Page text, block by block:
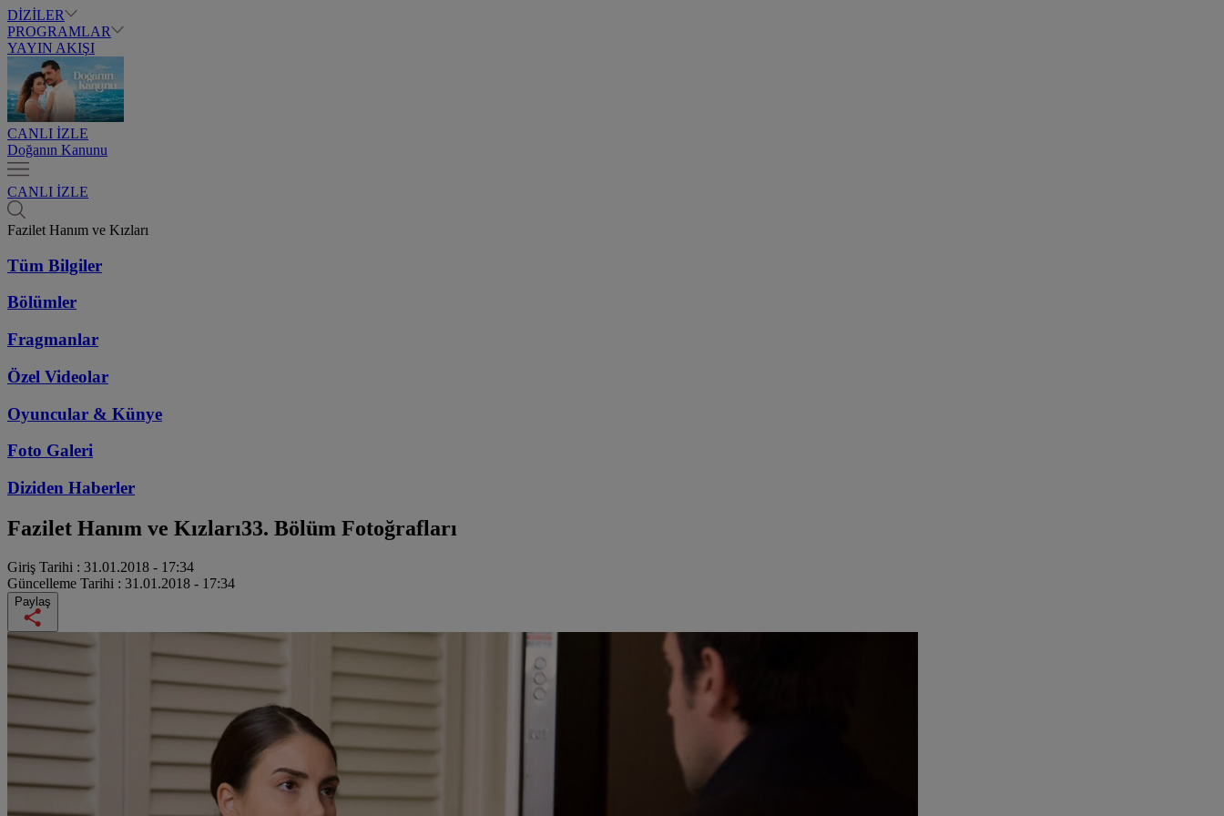
DİZİLER
PROGRAMLAR
YAYIN AKIŞI
CANLI İZLE
Doğanın Kanunu
CANLI İZLE
Fazilet Hanım ve Kızları
Tüm Bilgiler
Bölümler
Fragmanlar
Özel Videolar
Oyuncular & Künye
Foto Galeri
Diziden Haberler
Fazilet Hanım ve Kızları33. Bölüm Fotoğrafları
Giriş Tarihi : 31.01.2018 - 17:34
Güncelleme Tarihi : 31.01.2018 - 17:34
Paylaş